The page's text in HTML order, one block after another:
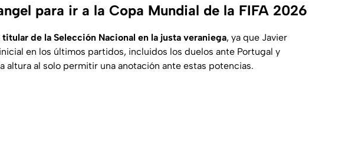
para ir a la Copa Mundial de la FIFA 2026
de la Selección Nacional en la justa veraniega, ya que Javier
en los últimos partidos, incluidos los duelos ante Portugal y
altura al solo permitir una anotación ante estas potencias.